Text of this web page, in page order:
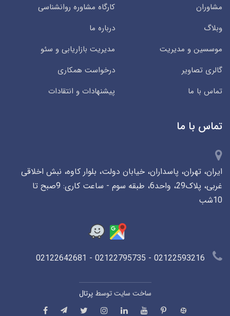
مشاوران
کارگاه مشاوره روانشناسی
وبلاگ
درباره ما
موسسین و مدیریت
مدیریت بازاریابی و سئو
گالری تصاویر
درخواست همکاری
تماس با ما
پیشنهادات و انتقادات
تماس با ما
ایران، تهران، پاسداران، خیابان دولت، بلوار کاوه، نبش اخلاقی
غربی، پلاک29، واحد6، طبقه سوم - ساعت کاری: 9صبح تا
10شب
ساخت سایت توسطپرتال